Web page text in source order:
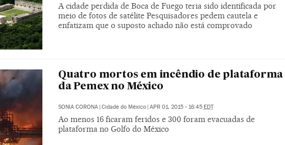
A cidade perdida de Boca de Fuego teria sido identificada por
meio de fotos de satélite Pesquisadores pedem cautela e
enfatizam que o suposto achado não está comprovado
Quatro mortos em incêndio de plataforma
da Pemex no México
SONIA CORONA | Cidade do México | APR 01, 2015 - 16:45 EDT
Ao menos 16 ficaram feridos e 300 foram evacuadas de
plataforma no Golfo do México